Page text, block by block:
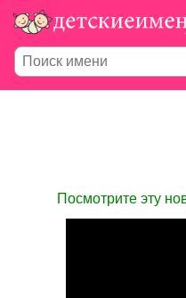
Посмотрите эту